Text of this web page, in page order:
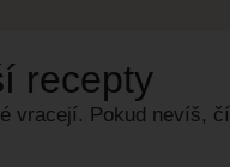
recepty
vracejí. Pokud nevíš,